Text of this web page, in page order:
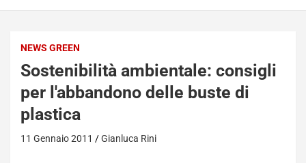
NEWS GREEN
Sostenibilità ambientale: consigli
per l'abbandono delle buste di
plastica
11 Gennaio 2011 Gianluca Rini